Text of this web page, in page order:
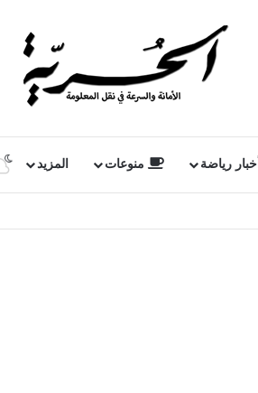
أخبار رياضة منوعات المزيد